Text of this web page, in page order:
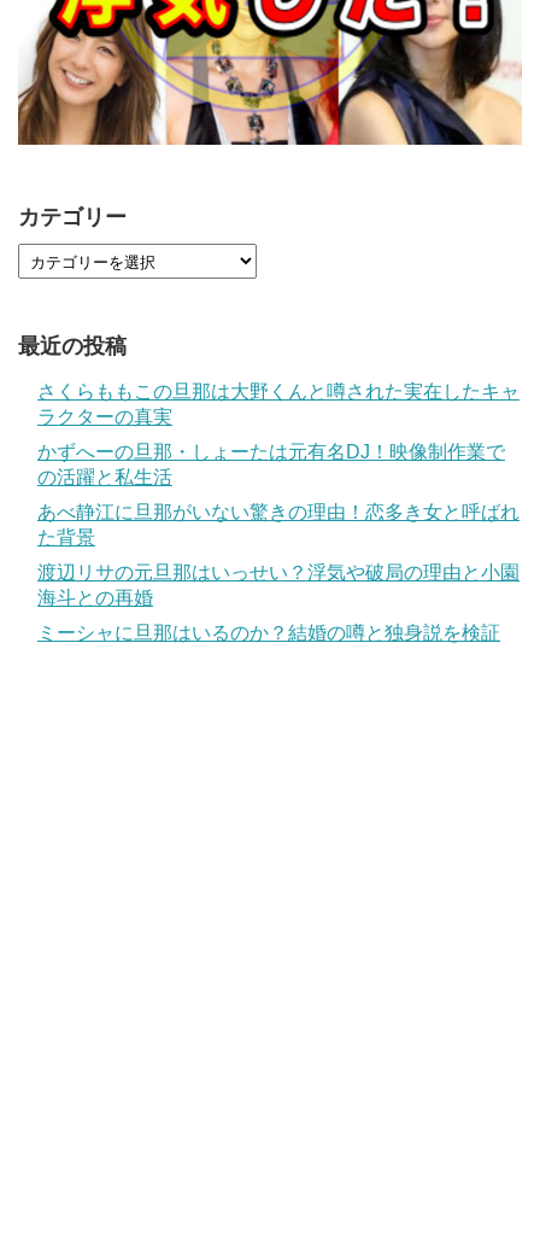
カテゴリー
最近の投稿
さくらももこの旦那は大野くんと噂された実在したキャ
ラクターの真実
かずへーの旦那・しょーたは元有名DJ！映像制作業で
の活躍と私生活
あべ静江に旦那がいない驚きの理由！恋多き女と呼ばれ
た背景
渡辺リサの元旦那はいっせい？浮気や破局の理由と小園
海斗との再婚
ミーシャに旦那はいるのか？結婚の噂と独身説を検証